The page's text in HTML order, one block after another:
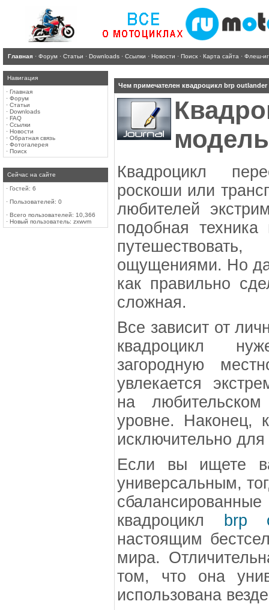
Главная · Форум · Статьи · Downloads · Ссылки · Новости · Поиск · Карта сайта · Флеш-
Навигация
· Главная
· Форум
· Статьи
· Downloads
· FAQ
· Ссылки
· Новости
· Обратная связь
· Фотогалерея
· Поиск
Сейчас на сайте
· Гостей: 6
· Пользователей: 0
· Всего пользователей: 10,366
· Новый пользователь: zxwvm
Чем примечателен квадроцикл brp outlander
Квадроцикл
роскоши или
любителей
подобная
ощущениями. Но
как правильно
сложная.
Все зависит от
квадроцикл
загородную
увлекается
на
уровне. Наконец,
исключительно
Если вы ищете
универсальным,
квадроцикл
brp
настоящим
мира.
том, что она
использована